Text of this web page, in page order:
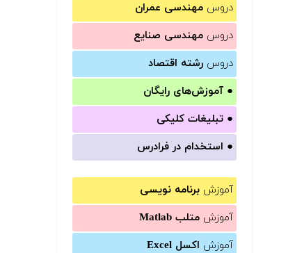
دروس مهندسی عمران
دروس مهندسی صنایع
دروس رشته اقتصاد
● آموزش‌های رایگان
● تبلیغات کلیکی
● استخدام در فرادرس
آموزش برنامه نویسی
آموزش متلب Matlab
آموزش اکسل Excel